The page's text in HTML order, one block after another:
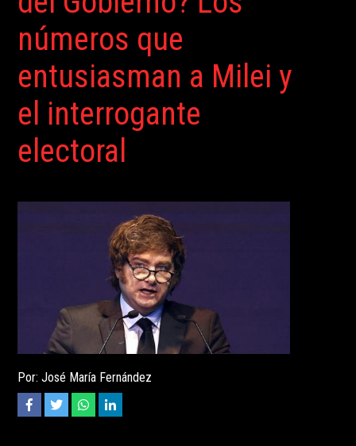
números que
entusiasman a Milei y
el interrogante
electoral
Por: José María Fernández